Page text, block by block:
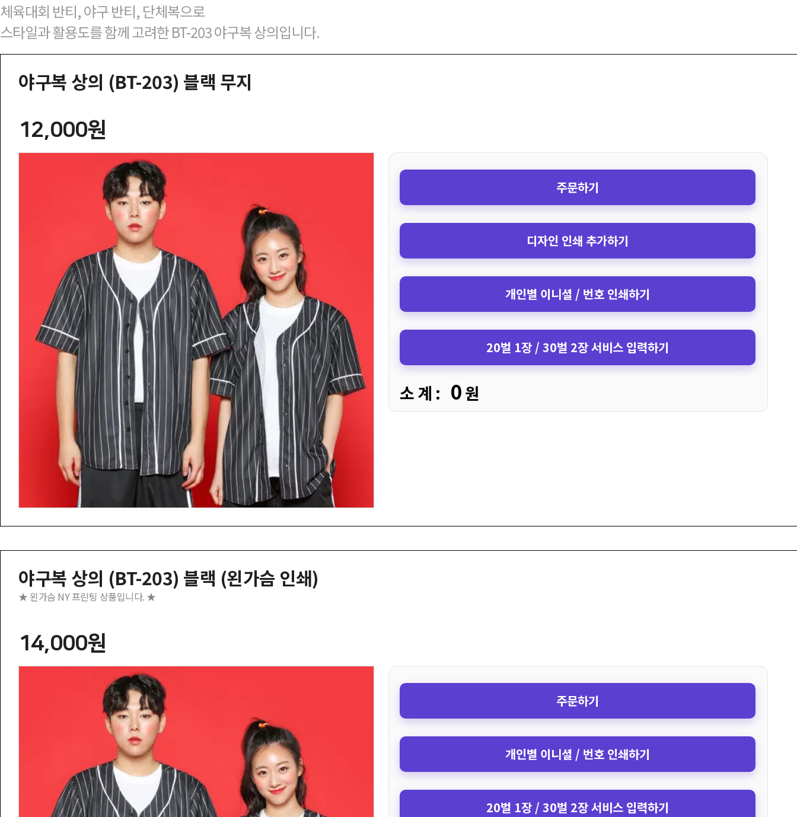
체육대회 반티, 야구 반티, 단체복으로
스타일과 활용도를 함께 고려한 BT-203 야구복 상의입니다.
야구복 상의 (BT-203) 블랙 무지
12,000원
주문하기
디자인 인쇄 추가하기
개인별 이니셜 / 번호 인쇄하기
20벌 1장 / 30벌 2장 서비스 입력하기
소 계 : 0원
야구복 상의 (BT-203) 블랙 (왼가슴 인쇄)
★ 왼가슴 NY 프린팅 상품입니다. ★
14,000원
주문하기
개인별 이니셜 / 번호 인쇄하기
20벌 1장 / 30벌 2장 서비스 입력하기